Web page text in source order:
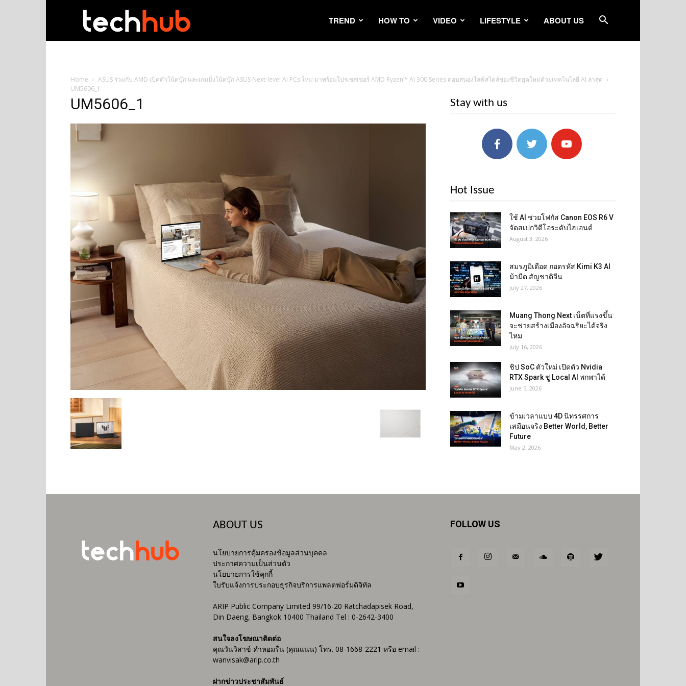
TREND HOW TO VIDEO LIFESTYLE ABOUT US
Home
ASUS ร่วมกับ AMD เปิดตัวโน้ตบุ๊ก และเกมมิ่งโน้ตบุ๊ก ASUS Next-level AI PCs ใหม่ มาพร้อมโปรเซสเซอร์ AMD Ryzen™ AI 300 Series ตอบสนองไลฟ์สไตล์ของชีวิตยุคใหม่ด้วยเทคโนโลยี AI ล่าสุด
UM5606_1
UM5606_1 Stay with us
Hot Issue
ใช้ AI ช่วยโฟกัส Canon EOS R6 V
จัดสเปกวิดีโอระดับไฮเอนด์
August 3, 2026
สมรภูมิเดือด ถอดรหัส Kimi K3 AI
ม้ามืด สัญชาติจีน
July 27, 2026
Muang Thong Next เน็ตที่แรงขึ้น
จะช่วยสร้างเมืองอัจฉริยะได้จริง
ไหม
July 16, 2026
ชิป SoC ตัวใหม่ เปิดตัว Nvidia
RTX Spark ชู Local AI พกพาได้
June 5, 2026
ข้ามเวลาแบบ 4D นิทรรศการ
เสมือนจริง Better World, Better
Future
May 2, 2026
ABOUT US
นโยบายการคุ้มครองข้อมูลส่วนบุคคล
ประกาศความเป็นส่วนตัว
นโยบายการใช้คุกกี้
ใบรับแจ้งการประกอบธุรกิจบริการแพลตฟอร์มดิจิทัล
ARIP Public Company Limited 99/16-20 Ratchadapisek Road,
Din Daeng, Bangkok 10400 Thailand Tel : 0-2642-3400
สนใจลงโฆษณาติดต่อ
คุณวันวิสาข์ คำหอมรื่น (คุณแนน) โทร. 08-1668-2221 หรือ email :
wanvisak@arip.co.th
ฝากข่าวประชาสัมพันธ์
FOLLOW US